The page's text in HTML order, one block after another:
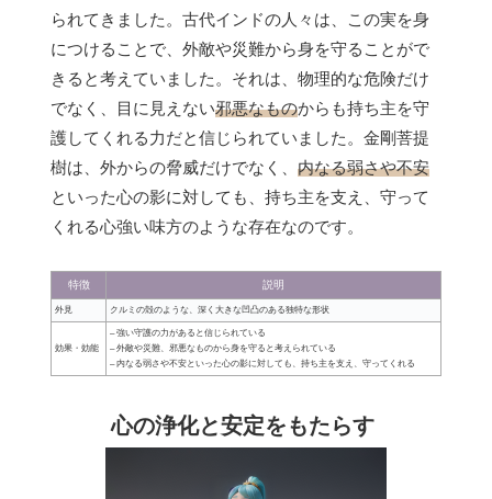
られてきました。古代インドの人々は、この実を身
につけることで、外敵や災難から身を守ることがで
きると考えていました。それは、物理的な危険だけ
でなく、目に見えない邪悪なものからも持ち主を守
護してくれる力だと信じられていました。金剛菩提
樹は、外からの脅威だけでなく、 内なる弱さや不安
といった心の影に対しても、持ち主を支え、守って
くれる心強い味方のような存在なのです。
特徴 説明
外見 クルミの殻のような、深く大きな凹凸のある独特な形状
効果・効能
– 強い守護の力があると信じられている
– 外敵や災難、邪悪なものから身を守ると考えられている
– 内なる弱さや不安といった心の影に対しても、持ち主を支え、守ってくれる
心の浄化と安定をもたらす